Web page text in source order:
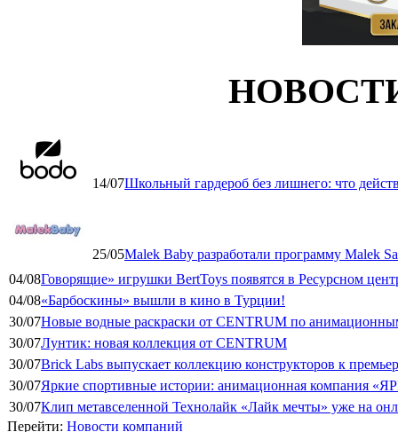
14/07Школьный гардероб без лишнего: что
25/05Malek Baby разработали программу Malek
04/08Говорящие» игрушки BertToys появятся в Ресурсном
04/08«Барбоскины» вышли в кино в Турции!
30/07Новые водные раскраски от CENTRUM по
30/07Лунтик: новая коллекция от CENTRUM
30/07Brick Labs выпускает коллекцию конструкторов к
30/07Яркие спортивные истории: анимационная компания
30/07Клип метавселенной Технолайк «Лайк мечты» уже на
Перейти: Новости компаний